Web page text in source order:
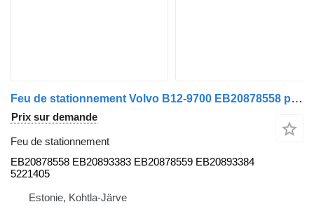
Feu de stationnement Volvo B12-9700 EB20878558 pour bus Volvo B12-9900
Prix sur demande
Feu de stationnement
EB20878558 EB20893383 EB20878559 EB20893384
5221405
Estonie, Kohtla-Järve